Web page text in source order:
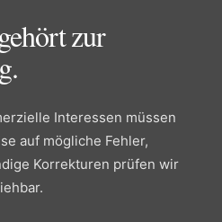
zur
Interessen müssen
auf mögliche Fehler,
Korrekturen prüfen wir